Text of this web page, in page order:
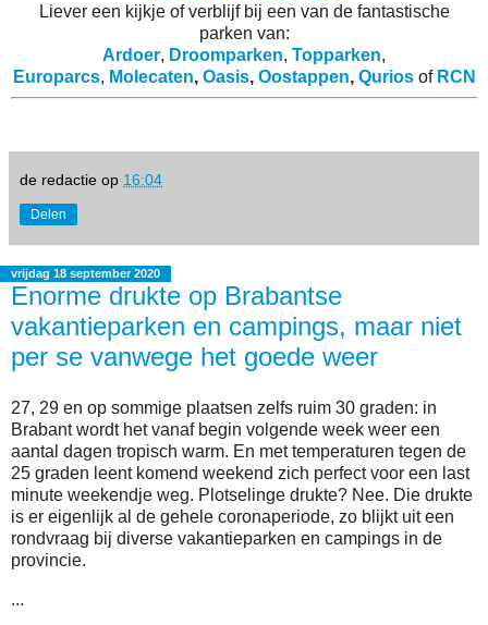
Liever een kijkje of verblijf bij een van de fantastische
parken van:
Ardoer, Droomparken, Topparken,
Europarcs, Molecaten, Oasis, Oostappen, Quriosof RCN
de redactie op 16:04
Delen
vrijdag 18 september 2020
Enorme drukte op Brabantse
vakantieparken en campings, maar niet
per se vanwege het goede weer
27, 29 en op sommige plaatsen zelfs ruim 30 graden: in
Brabant wordt het vanaf begin volgende week weer een
aantal dagen tropisch warm. En met temperaturen tegen de
25 graden leent komend weekend zich perfect voor een last
minute weekendje weg. Plotselinge drukte? Nee. Die drukte
is er eigenlijk al de gehele coronaperiode, zo blijkt uit een
rondvraag bij diverse vakantieparken en campings in de
provincie.
...